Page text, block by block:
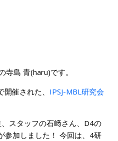
寺島 青(haru)です。
催された、 IPSJ-MBL研究会
スタッフの石﨑さん、D4の
参加しました！ 今回は、4研